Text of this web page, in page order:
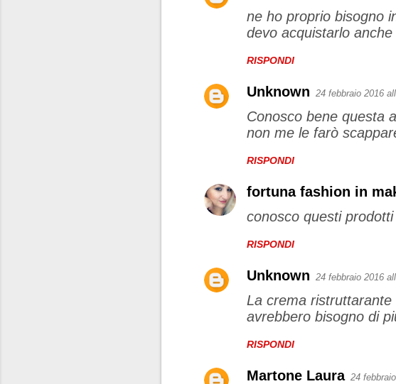
ne ho proprio bisogno
devo acquistarlo
RISPONDI
Unknown 24 febbraio 2016
Conosco bene questa
non me le farò
RISPONDI
fortuna fashion in
conosco questi
RISPONDI
Unknown 24 febbraio 2016
La crema
avrebbero bisogno di
RISPONDI
Martone Laura 24